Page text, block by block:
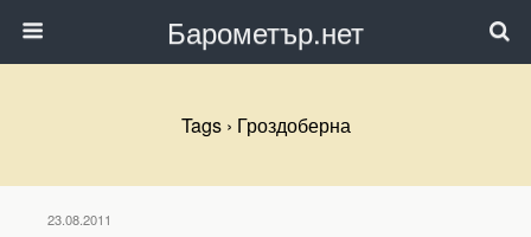
Барометър.нет
Tags › Гроздоберна
23.08.2011